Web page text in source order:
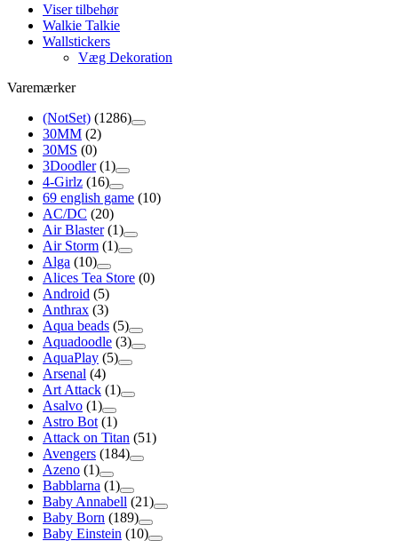
Viser tilbehør
Walkie Talkie
Wallstickers
Væg Dekoration
Varemærker
(NotSet) (1286)
30MM (2)
30MS (0)
3Doodler (1)
4-Girlz (16)
69 english game (10)
AC/DC (20)
Air Blaster (1)
Air Storm (1)
Alga (10)
Alices Tea Store (0)
Android (5)
Anthrax (3)
Aqua beads (5)
Aquadoodle (3)
AquaPlay (5)
Arsenal (4)
Art Attack (1)
Asalvo (1)
Astro Bot (1)
Attack on Titan (51)
Avengers (184)
Azeno (1)
Babblarna (1)
Baby Annabell (21)
Baby Born (189)
Baby Einstein (10)